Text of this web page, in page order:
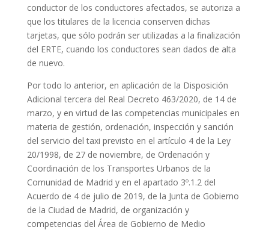
conductor de los conductores afectados, se autoriza a
que los titulares de la licencia conserven dichas
tarjetas, que sólo podrán ser utilizadas a la finalización
del ERTE, cuando los conductores sean dados de alta
de nuevo.
Por todo lo anterior, en aplicación de la Disposición
Adicional tercera del Real Decreto 463/2020, de 14 de
marzo, y en virtud de las competencias municipales en
materia de gestión, ordenación, inspección y sanción
del servicio del taxi previsto en el artículo 4 de la Ley
20/1998, de 27 de noviembre, de Ordenación y
Coordinación de los Transportes Urbanos de la
Comunidad de Madrid y en el apartado 3º.1.2 del
Acuerdo de 4 de julio de 2019, de la Junta de Gobierno
de la Ciudad de Madrid, de organización y
competencias del Área de Gobierno de Medio